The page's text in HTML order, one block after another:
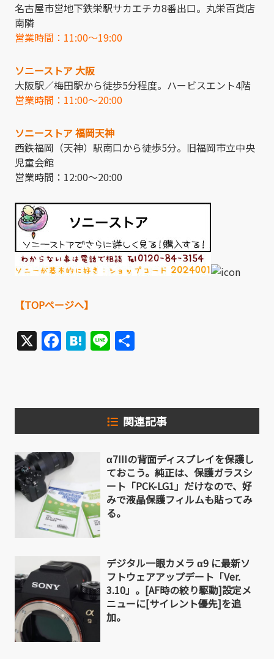
名古屋市営地下鉄栄駅サカエチカ8番出口。丸栄百貨店
南隣
営業時間：11:00～19:00
ソニーストア 大阪
大阪駅／梅田駅から徒歩5分程度。ハービスエント4階
営業時間：11:00～20:00
ソニーストア 福岡天神
西鉄福岡（天神）駅南口から徒歩5分。旧福岡市立中央
児童会館
営業時間：12:00～20:00
【TOPページへ】
X Facebook
Hatena
Line
関連記事
α7IIIの背面ディスプレイを保護し
ておこう。純正は、保護ガラスシ
ート「PCK-LG1」だけなので、好
みで液晶保護フィルムも貼ってみ
る。
デジタル一眼カメラ α9 に最新ソ
フトウェアアップデート「Ver.
3.10」。[AF時の絞り駆動]設定メ
ニューに[サイレント優先]を追
加。